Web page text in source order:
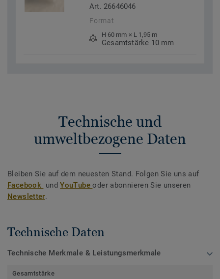
Art. 26646046
Format
H 60 mm × L 1,95 m
Gesamtstärke 10 mm
Technische und
umweltbezogene Daten
Bleiben Sie auf dem neuesten Stand. Folgen Sie uns auf
Facebook undYouTubeoder abonnieren Sie unseren
Newsletter.
Technische Daten
Technische Merkmale & Leistungsmerkmale
Gesamtstärke